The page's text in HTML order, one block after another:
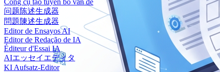
Công cụ tạo tuyên bố vấn đề
问题陈述生成器
問題陳述生成器
Editor de Ensayos AI
Editor de Redação de IA
Éditeur d'Essai IA
AIエッセイエディタ
KI Aufsatz-Editor